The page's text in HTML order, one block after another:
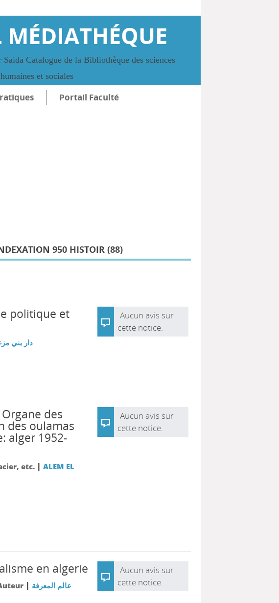
MÉDIATHÉQUE
Catalogue de la Bibliothèque des sciences
humaines et sociales
Portail Faculté
950 HISTOIR (88)
politique et
دار بني
Aucun avis sur
cette notice.
des
des oulamas
alger 1952-
etc. | ALEM EL
Aucun avis sur
cette notice.
en algerie
| عالم المعرفة
Aucun avis sur
cette notice.